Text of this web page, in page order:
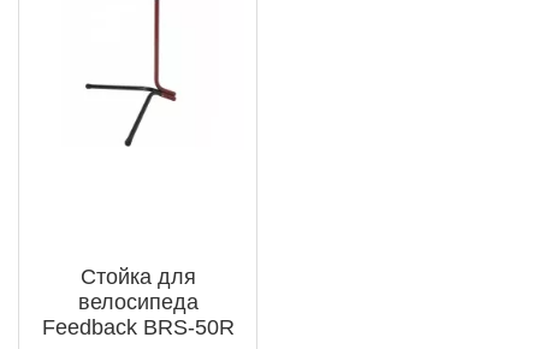
Стойка для
велосипеда
Feedback BRS-50R